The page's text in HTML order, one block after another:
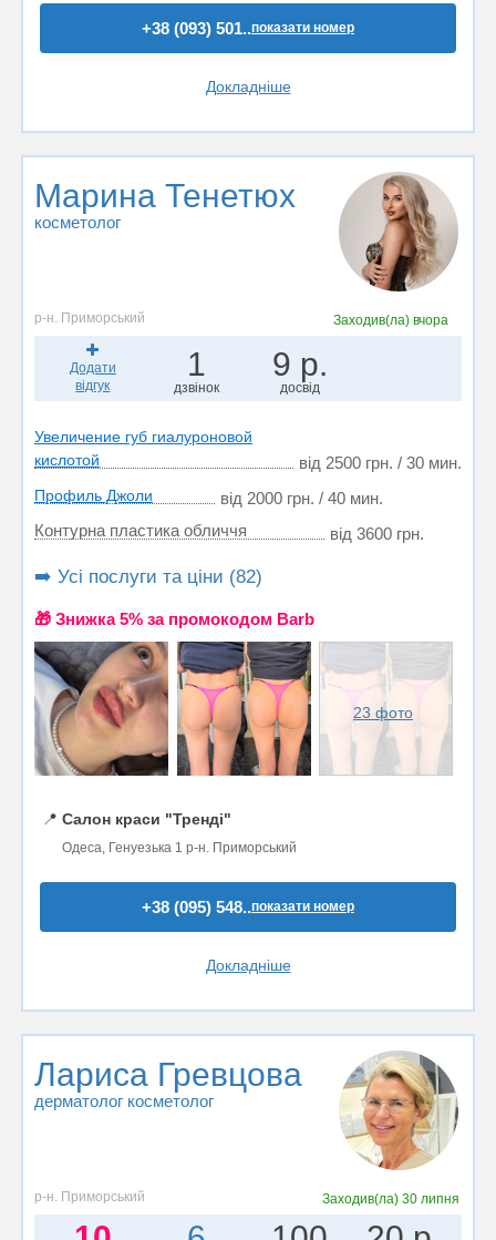
+38 (093) 501..показати номер
Докладніше
Марина Тенетюх
косметолог
р-н. Приморський Заходив(ла) вчора
Додати
відгук
1
дзвінок
9 р.
досвід
Увеличение губ гиалуроновой
кислотой
від 2500 грн. / 30 мин.
Профиль Джоли
від 2000 грн. / 40 мин.
Контурна пластика обличчя
від 3600 грн.
➡️ Усі послуги та ціни (82)
🎁 Знижка 5% за промокодом Barb
23 фото
📍 Салон краси "Тренді"
Одеса, Генуезька 1 р-н. Приморський
+38 (095) 548..показати номер
Докладніше
Лариса Гревцова
дерматолог косметолог
р-н. Приморський Заходив(ла) 30 липня